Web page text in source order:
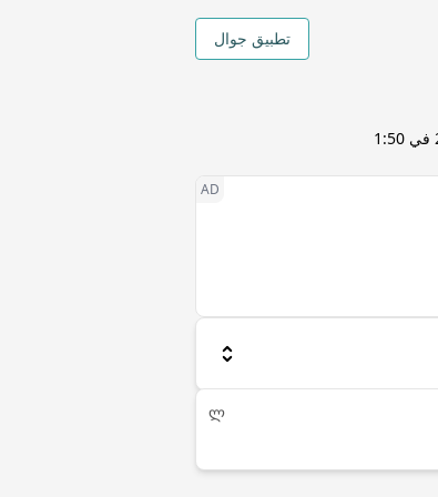
تطبيق جوال
8 أغسطس 2026 في 1:50
ლ